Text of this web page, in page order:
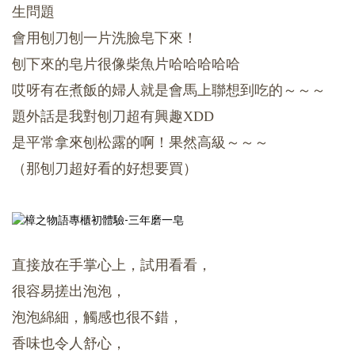
生問題
會用刨刀刨一片洗臉皂下來！
刨下來的皂片很像柴魚片哈哈哈哈哈
哎呀有在煮飯的婦人就是會馬上聯想到吃的～～～
題外話是我對刨刀超有興趣XDD
是平常拿來刨松露的啊！果然高級～～～
（那刨刀超好看的好想要買）
直接放在手掌心上，試用看看，
很容易搓出泡泡，
泡泡綿細，觸感也很不錯，
香味也令人舒心，